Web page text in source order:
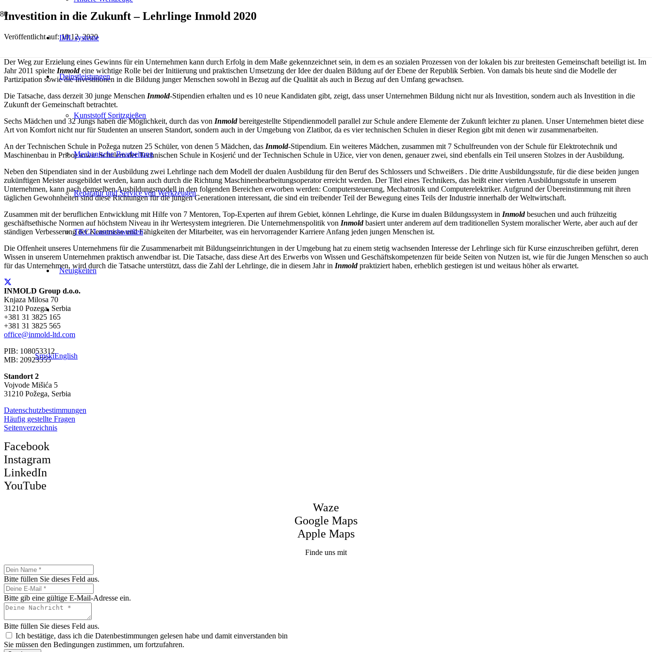
IML systeme
Deinstleistungen
Kunststoff Spritzgießen
Mechanische Bearbeitung
Reparatur und Service von Werkzeugen
TKC/ Laserschweißen
Neuigkeiten
SrpskiEnglish
Investition in die Zukunft – Lehrlinge Inmold 2020
Veröffentlicht auf:10.12. 2020
Der Weg zur Erzielung eines Gewinns für ein Unternehmen kann durch Erfolg in dem Maße gekennzeichnet sein, in dem es an sozialen Prozessen von der lokalen bis zur breitesten Gemeinschaft beteiligt ist. Im
Jahr 2011 spielte Inmoldeine wichtige Rolle bei der Initiierung und praktischen Umsetzung der Idee der dualen Bildung auf der Ebene der Republik Serbien. Von damals bis heute sind die Modelle der
Partizipation sowie die Investitionen in die Bildung junger Menschen sowohl in Bezug auf die Qualität als auch in Bezug auf den Umfang gewachsen.
Die Tatsache, dass derzeit 30 junge Menschen Inmold-Stipendien erhalten und es 10 neue Kandidaten gibt, zeigt, dass unser Unternehmen Bildung nicht nur als Investition, sondern auch als Investition in die
Zukunft der Gemeinschaft betrachtet.
Sechs Mädchen und 32 Jungs haben die Möglichkeit, durch das von Inmoldbereitgestellte Stipendienmodell parallel zur Schule andere Elemente der Zukunft leichter zu planen. Unser Unternehmen bietet diese
Art von Komfort nicht nur für Studenten an unseren Standort, sondern auch in der Umgebung von Zlatibor, da es vier technischen Schulen in dieser Region gibt mit denen wir zusammenarbeiten.
An der Technischen Schule in Požega nutzen 25 Schüler, von denen 5 Mädchen, das Inmold-Stipendium. Ein weiteres Mädchen, zusammen mit 7 Schulfreunden von der Schule für Elektrotechnik und
Maschinenbau in Priboj sowie Schülern der Technischen Schule in Kosjerić und der Technischen Schule in Užice, vier von denen, genauer zwei, sind ebenfalls ein Teil unseren Stolzes in der Ausbildung.
Neben den Stipendiaten sind in der Ausbildung zwei Lehrlinge nach dem Modell der dualen Ausbildung für den Beruf des Schlossers und Schweißers . Die dritte Ausbildungsstufe, für die diese beiden jungen
zukünftigen Meister ausgebildet werden, kann auch durch die Richtung Maschinenbearbeitungsoperator erreicht werden. Der Titel eines Technikers, das heißt einer vierten Ausbildungsstufe in unserem
Unternehmen, kann nach demselben Ausbildungsmodell in den folgenden Bereichen erworben werden: Computersteuerung, Mechatronik und Computerelektriker. Aufgrund der Übereinstimmung mit ihren
täglichen Gewohnheiten sind diese Richtungen für die jungen Generationen interessant, die sind ein treibender Teil der Bewegung eines Teils der Industrie innerhalb der Weltwirtschaft.
Zusammen mit der beruflichen Entwicklung mit Hilfe von 7 Mentoren, Top-Experten auf ihrem Gebiet, können Lehrlinge, die Kurse im dualen Bildungssystem in Inmoldbesuchen und auch frühzeitig
geschäftsethische Normen auf höchstem Niveau in ihr Wertesystem integrieren. Die Unternehmenspolitik von Inmoldbasiert unter anderem auf dem traditionellen System moralischer Werte, aber auch auf der
ständigen Verbesserung der Kenntnisse und Fähigkeiten der Mitarbeiter, was ein hervorragender Karriere Anfang jeden jungen Menschen ist.
Die Offenheit unseres Unternehmens für die Zusammenarbeit mit Bildungseinrichtungen in der Umgebung hat zu einem stetig wachsenden Interesse der Lehrlinge sich für Kurse einzuschreiben geführt, deren
Wissen in unserem Unternehmen praktisch anwendbar ist. Die Tatsache, dass diese Art des Erwerbs von Wissen und Geschäftskompetenzen für beide Seiten von Nutzen ist, wie für die Jungen Menschen so auch
für das Unternehmen, wird durch die Tatsache unterstützt, dass die Zahl der Lehrlinge, die in diesem Jahr in Inmoldpraktiziert haben, erheblich gestiegen ist und weitaus höher als erwartet.
INMOLD Group d.o.o.
Knjaza Milosa 70
31210 Pozega, Serbia
+381 31 3825 165
+381 31 3825 565
office@inmold-ltd.com
PIB: 108053312
MB: 20923555
Standort 2
Vojvode Mišića 5
31210 Požega, Serbia
Datenschutzbestimmungen
Häufig gestellte Fragen
Seitenverzeichnis
Facebook
Instagram
LinkedIn
YouTube
Waze
Google Maps
Apple Maps
Finde uns mit
Bitte füllen Sie dieses Feld aus.
Bitte gib eine gültige E-Mail-Adresse ein.
Bitte füllen Sie dieses Feld aus.
Ich bestätige, dass ich die Datenbestimmungen gelesen habe und damit einverstanden bin
Sie müssen den Bedingungen zustimmen, um fortzufahren.